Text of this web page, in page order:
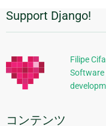
の
ペ
ジ
追
加
的
な
報
Support Django!
Filipe
Software
コンテンツ